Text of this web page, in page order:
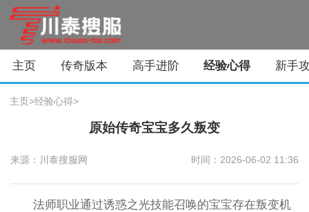
主页 传奇版本 高手进阶 经验心得 新手
主页>经验心得>
原始传奇宝宝多久叛变
来源：川泰搜服网 时间：2026-06-02 11:36
法师职业通过诱惑之光技能召唤的宝宝存在叛变机